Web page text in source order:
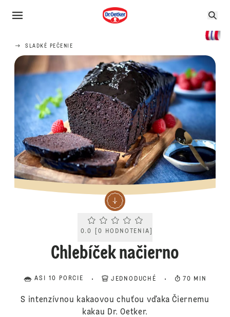
SLADKÉ PEČENIE
Current rating 0.0. Click to rate.
0.0 0 HODNOTENIA
Chlebíček načierno
ASI 10 PORCIE JEDNODUCHÉ 70 MIN
S intenzívnou kakaovou chuťou vďaka Čiernemu
kakau Dr. Oetker.